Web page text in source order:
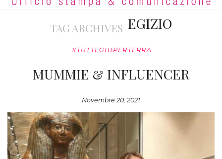
MODA ADATTIVA
CONTATTITAG ARCHIVES EGIZIO
#TUTTEGIUPERTERRA
MUMMIE & INFLUENCER
Novembre 20, 2021